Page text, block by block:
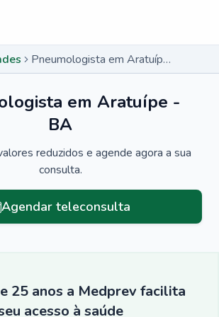
Pneumologista em Aratuípe - BA
em Aratuípe -
BA
reduzidos e agende agora a sua
consulta.
Agendar teleconsulta
25 anos a Medprev facilita
acesso à saúde